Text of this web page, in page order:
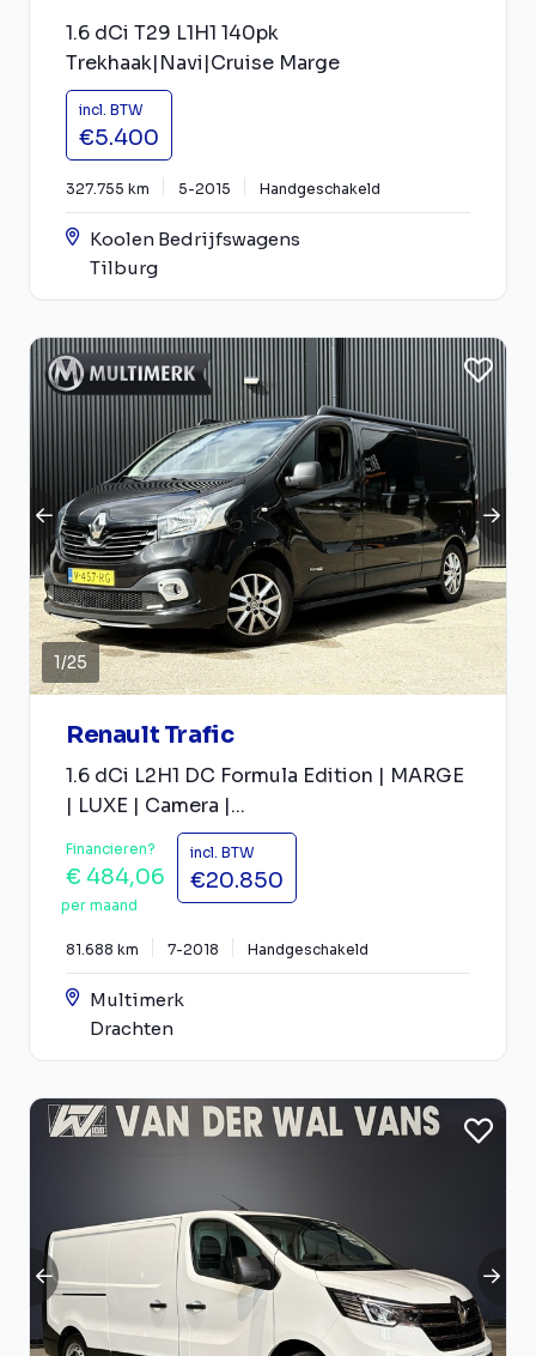
1.6 dCi T29 L1H1 140pk
Trekhaak|Navi|Cruise Marge
incl. BTW
€5.400
327.755 km 5-2015 Handgeschakeld
Koolen Bedrijfswagens
Tilburg
1/25
Renault Trafic
1.6 dCi L2H1 DC Formula Edition | MARGE
| LUXE | Camera |...
Financieren?
€ 484,06
per maand
incl. BTW
€20.850
81.688 km 7-2018 Handgeschakeld
Multimerk
Drachten